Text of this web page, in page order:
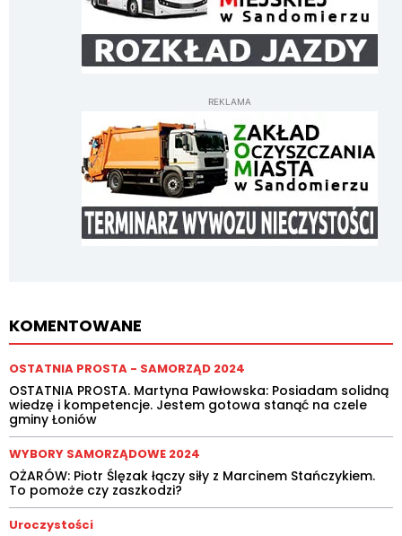
REKLAMA
KOMENTOWANE
OSTATNIA PROSTA - SAMORZĄD 2024
OSTATNIA PROSTA. Martyna Pawłowska: Posiadam solidną
wiedzę i kompetencje. Jestem gotowa stanąć na czele
gminy Łoniów
WYBORY SAMORZĄDOWE 2024
OŻARÓW: Piotr Ślęzak łączy siły z Marcinem Stańczykiem.
To pomoże czy zaszkodzi?
Uroczystości